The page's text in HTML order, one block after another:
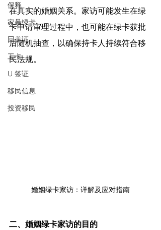
保释
家暴绿卡
回美证
工卡
U 签证
移民信息
投资移民
在真实的婚姻关系。家访可能发生在绿
卡申请审理过程中，也可能在绿卡获批
后随机抽查，以确保持卡人持续符合移
民法规。
婚姻绿卡家访：详解及应对指南
二、婚姻绿卡家访的目的